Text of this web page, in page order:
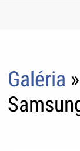
Galéria »